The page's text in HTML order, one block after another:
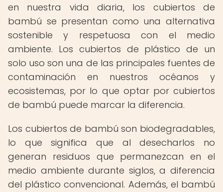
en nuestra vida diaria, los cubiertos de
bambú se presentan como una alternativa
sostenible y respetuosa con el medio
ambiente. Los cubiertos de plástico de un
solo uso son una de las principales fuentes de
contaminación en nuestros océanos y
ecosistemas, por lo que optar por cubiertos
de bambú puede marcar la diferencia.
Los cubiertos de bambú son biodegradables,
lo que significa que al desecharlos no
generan residuos que permanezcan en el
medio ambiente durante siglos, a diferencia
del plástico convencional. Además, el bambú